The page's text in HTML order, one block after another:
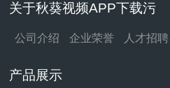
关于秋葵视频APP下载污
公司介绍 企业荣誉 人才招聘
产品展示